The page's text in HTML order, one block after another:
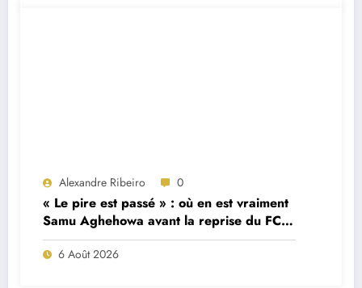
Alexandre Ribeiro 0
« Le pire est passé » : où en est vraiment
Samu Aghehowa avant la reprise du FC
Porto ?
6 Août 2026